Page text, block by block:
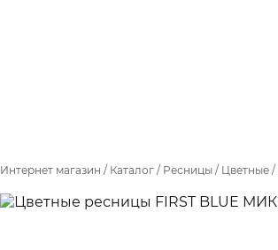
Интернет магазин / Каталог / Ресницы / Цветные /